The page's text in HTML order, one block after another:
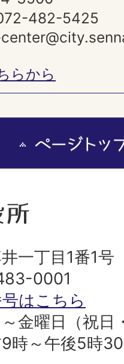
482-5425
らから
一丁目1番1号
0001
はこちら
金曜日（祝日
時～午後5時